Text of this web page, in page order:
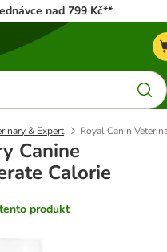
nad 799 Kč**
& Expert Royal Canin
Canine
Calorie
produkt